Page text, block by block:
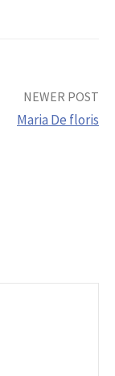
NEWER POST
Maria De floris